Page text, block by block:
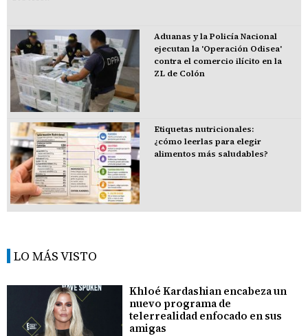
Aduanas y la Policía Nacional
ejecutan la 'Operación Odisea'
contra el comercio ilícito en la
ZL de Colón
Etiquetas nutricionales:
¿cómo leerlas para elegir
alimentos más saludables?
LO MÁS VISTO
Khloé Kardashian encabeza un
nuevo programa de
telerrealidad enfocado en sus
amigas